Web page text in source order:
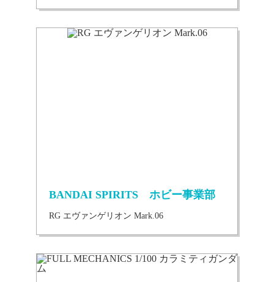
BANDAI SPIRITS ホビー事業部
RG エヴァンゲリオン Mark.06